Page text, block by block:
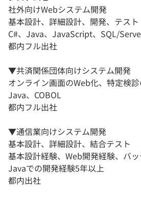
社外向けWebシステム開発
基本設計、詳細設計、開発、テスト
C#、Java、JavaScript、SQL/
都内フル出社
▼共済関係団体向けシステム開発
オンライン画面のWeb化、特定検
Java、COBOL
都内フル出社
▼通信業向けシステム開発
基本設計、詳細設計、結合テスト
基本設計経験、Web開発経験、バ
Javaでの開発経験5年以上
都内出社